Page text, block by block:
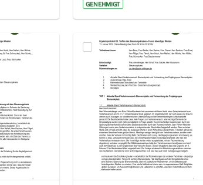
GENEHMIGT